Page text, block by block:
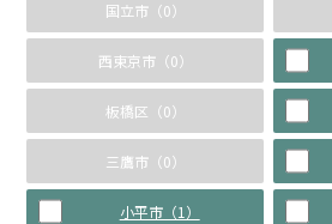
国立市（0）
西東京市（0）
板橋区（0）
三鷹市（0）
小平市（1）